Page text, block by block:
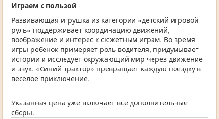
Играем с пользой
Развивающая игрушка из категории «детский игровой
руль» поддерживает координацию движений,
воображение и интерес к сюжетным играм. Во время
игры ребёнок примеряет роль водителя, придумывает
истории и исследует окружающий мир через движение
и звук. «Синий трактор» превращает каждую поездку в
весёлое приключение.
Указанная цена уже включает все дополнительные
сборы.